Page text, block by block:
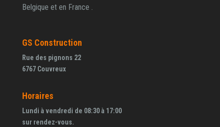
Belgique et en France .
GS Construction
Rue des pignons 22
6767 Couvreux
Horaires
Lundi à vendredi de 08:30 à 17:00
sur rendez-vous.